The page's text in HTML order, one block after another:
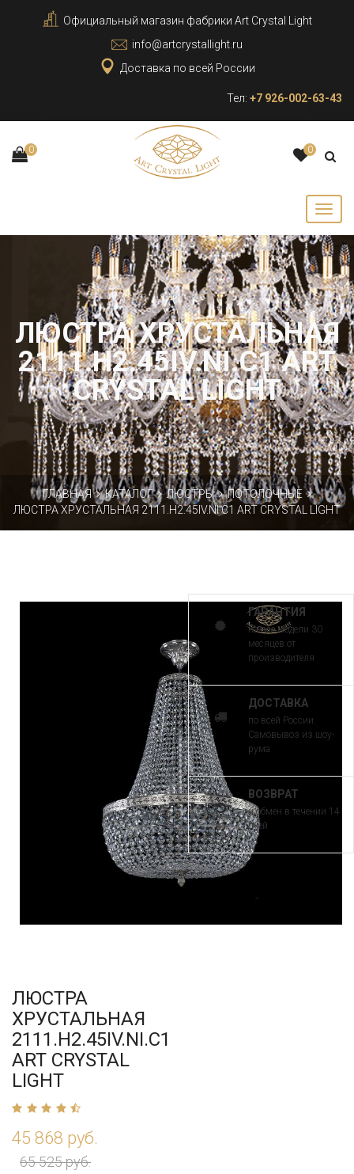
Официальный магазин фабрики Art Crystal Light
info@artcrystallight.ru
Доставка по всей России
Тел: +7 926-002-63-43
0 0
ЛЮСТРА ХРУСТАЛЬНАЯ
2111.H2.45IV.NI.C1 ART
CRYSTAL LIGHT
ГЛАВНАЯ КАТАЛОГ ЛЮСТРЫ
ПОТОЛОЧНЫЕ
ЛЮСТРА ХРУСТАЛЬНАЯ 2111.H2.45IV.NI.C1 ART CRYSTAL LIGHT
ЛЮСТРА
ХРУСТАЛЬНАЯ
2111.H2.45IV.NI.C1
ART CRYSTAL
LIGHT
45 868 руб.
65 525 руб.
ГАРАНТИЯ
на все модели 30
месяцев от
производителя
ДОСТАВКА
по всей России.
Самовывоз из шоу-
рума
ВОЗВРАТ
и обмен в течении 14
дней